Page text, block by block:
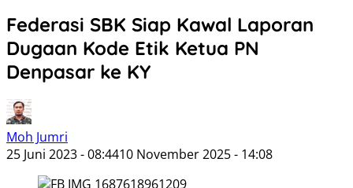
Federasi SBK Siap Kawal Laporan
Dugaan Kode Etik Ketua PN
Denpasar ke KY
Moh Jumri
25 Juni 2023 - 08:4410 November 2025 - 14:08